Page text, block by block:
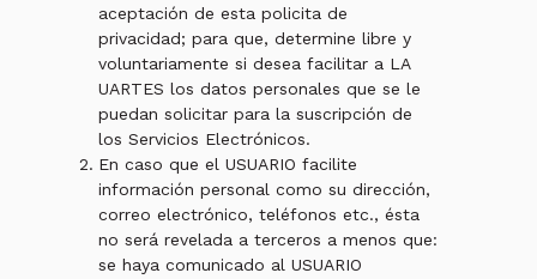
aceptación de esta policita de
privacidad; para que, determine libre y
voluntariamente si desea facilitar a LA
UARTES los datos personales que se le
puedan solicitar para la suscripción de
los Servicios Electrónicos.
En caso que el USUARIO facilite
información personal como su dirección,
correo electrónico, teléfonos etc., ésta
no será revelada a terceros a menos que:
se haya comunicado al USUARIO